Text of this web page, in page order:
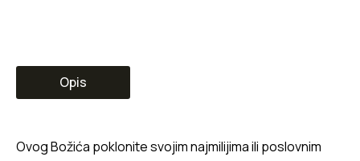
Opis
Ovog Božića poklonite svojim najmilijima ili poslovnim